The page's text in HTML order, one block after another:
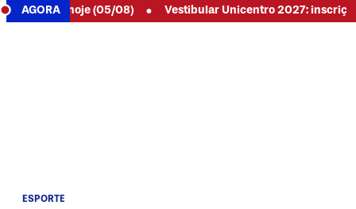
AGORA
de hoje (05/08) • Vestibular Unicentro 2027: inscrições
ESPORTE